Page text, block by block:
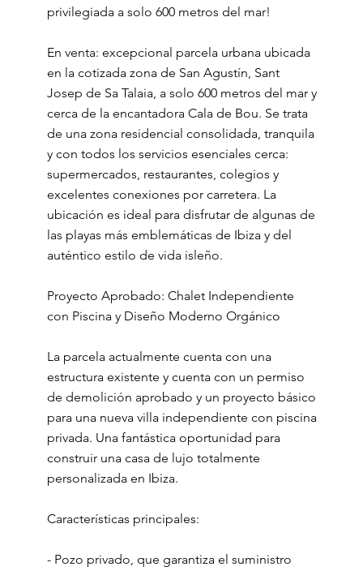
privilegiada a solo 600 metros del mar!
En venta: excepcional parcela urbana ubicada
en la cotizada zona de San Agustín, Sant
Josep de Sa Talaia, a solo 600 metros del mar y
cerca de la encantadora Cala de Bou. Se trata
de una zona residencial consolidada, tranquila
y con todos los servicios esenciales cerca:
supermercados, restaurantes, colegios y
excelentes conexiones por carretera. La
ubicación es ideal para disfrutar de algunas de
las playas más emblemáticas de Ibiza y del
auténtico estilo de vida isleño.
Proyecto Aprobado: Chalet Independiente
con Piscina y Diseño Moderno Orgánico
La parcela actualmente cuenta con una
estructura existente y cuenta con un permiso
de demolición aprobado y un proyecto básico
para una nueva villa independiente con piscina
privada. Una fantástica oportunidad para
construir una casa de lujo totalmente
personalizada en Ibiza.
Características principales:
- Pozo privado, que garantiza el suministro